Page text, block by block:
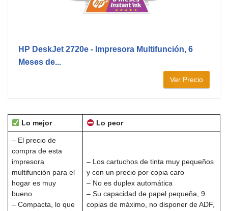
HP DeskJet 2720e - Impresora Multifunción, 6
Meses de...
Ver Precio
Lo mejor Lo peor
– El precio de
compra de esta
impresora
multifunción para el
hogar es muy
bueno.
– Compacta, lo que
– Los cartuchos de tinta muy pequeños
y con un precio por copia caro
– No es duplex automática
– Su capacidad de papel pequeña, 9
copias de máximo, no disponer de ADF,